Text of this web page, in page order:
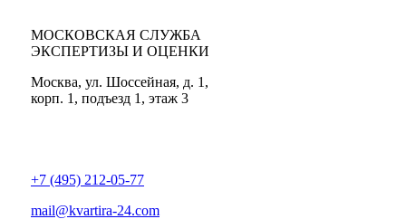
МОСКОВСКАЯ СЛУЖБА
ЭКСПЕРТИЗЫ И ОЦЕНКИ
Москва, ул. Шоссейная, д. 1,
корп. 1, подъезд 1, этаж 3
+7 (495) 212-05-77
mail@kvartira-24.com